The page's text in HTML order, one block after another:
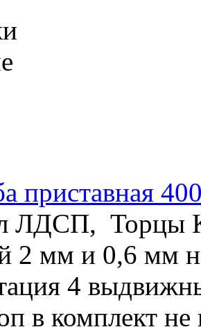
приставная
ЛДСП, Торцы
2 мм и 0,6 мм
4
в комплект